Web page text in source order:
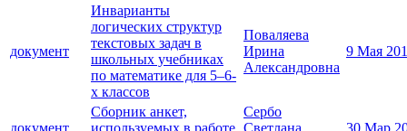
документ
Инварианты
логических структур
текстовых задач в
школьных учебниках
по математике для 5–6-
х классов
Поваляева
Ирина
Александровна
9 Мая
Сборник анкет,
Сербо